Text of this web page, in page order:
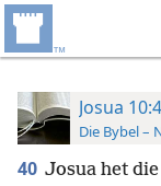
Josua
Die Bybel –
40 Josua het